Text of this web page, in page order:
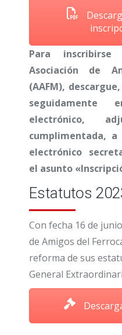
Para
Asociación de
(AAFM),
seguidamente
electrónico,
cumplimentada,
electrónico
el asunto
Estatutos
Con fecha 16 de
de Amigos del
reforma de sus
General